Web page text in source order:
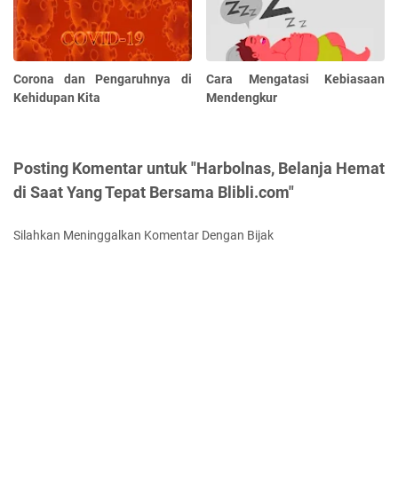
Corona dan Pengaruhnya di
Kehidupan Kita
Cara Mengatasi Kebiasaan
Mendengkur
Posting Komentar untuk "Harbolnas, Belanja Hemat
di Saat Yang Tepat Bersama Blibli.com"
Silahkan Meninggalkan Komentar Dengan Bijak